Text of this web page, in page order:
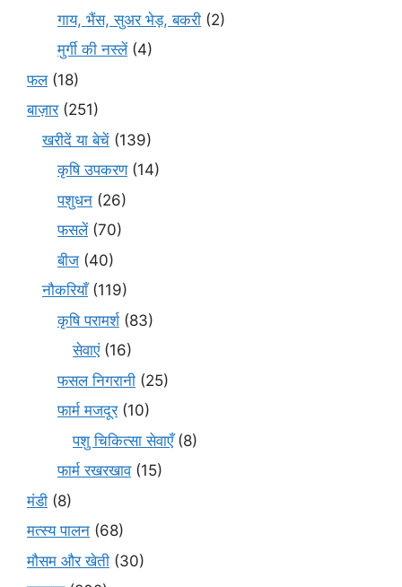
गाय, भैंस, सुअर भेड़, बकरी (2)
मुर्गी की नस्लें(4)
फल(18)
बाज़ार(251)
खरीदें या बेचें (139)
कृषि उपकरण(14)
पशुधन (26)
फसलें(70)
बीज (40)
नौकरियाँ(119)
कृषि परामर्श(83)
सेवाएं(16)
फसल निगरानी (25)
फार्म मजदूर(10)
पशु चिकित्सा सेवाएँ(8)
फार्म रखरखाव(15)
मंडी (8)
मत्स्य पालन (68)
मौसम और खेती (30)